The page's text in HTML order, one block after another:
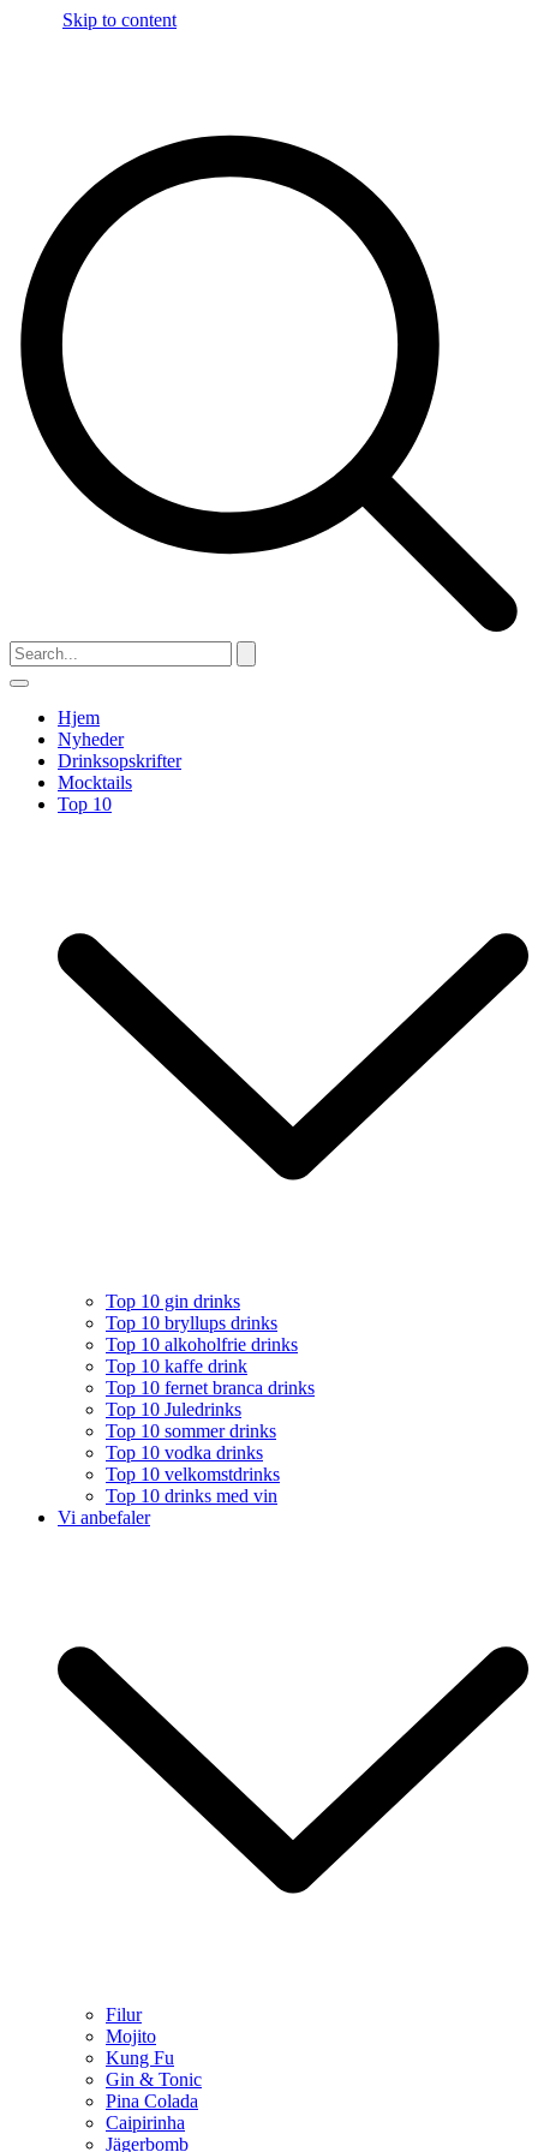
Skip to content
Hjem
Nyheder
Drinksopskrifter
Mocktails
Top 10
Top 10 gin drinks
Top 10 bryllups drinks
Top 10 alkoholfrie drinks
Top 10 kaffe drink
Top 10 fernet branca drinks
Top 10 Juledrinks
Top 10 sommer drinks
Top 10 vodka drinks
Top 10 velkomstdrinks
Top 10 drinks med vin
Vi anbefaler
Filur
Mojito
Kung Fu
Gin & Tonic
Pina Colada
Caipirinha
Jägerbomb